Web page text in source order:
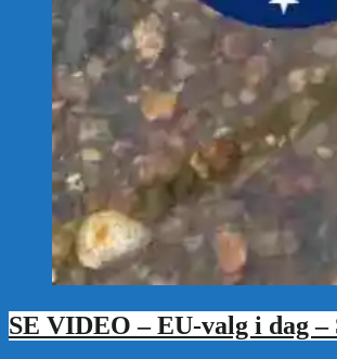
SE VIDEO – EU-valg i dag